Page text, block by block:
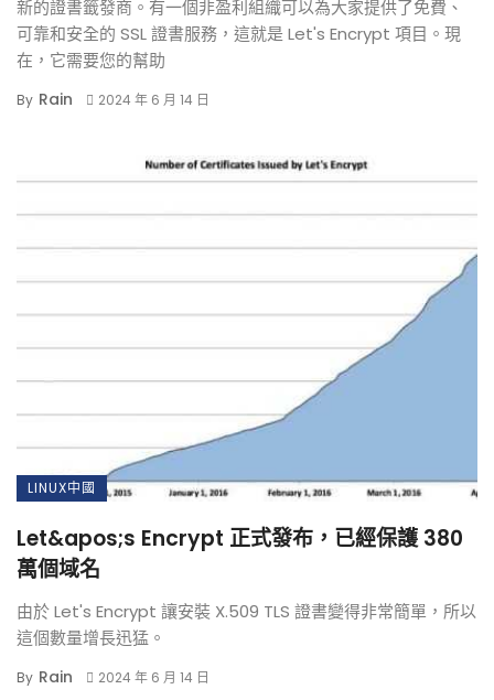
新的證書籤發商。有一個非盈利組織可以為大家提供了免費、
可靠和安全的 SSL 證書服務，這就是 Let's Encrypt 項目。現
在，它需要您的幫助
By Rain 2024 年 6 月 14 日
LINUX中國
Let&apos;s Encrypt 正式發布，已經保護 380
萬個域名
由於 Let's Encrypt 讓安裝 X.509 TLS 證書變得非常簡單，所以
這個數量增長迅猛。
By Rain 2024 年 6 月 14 日